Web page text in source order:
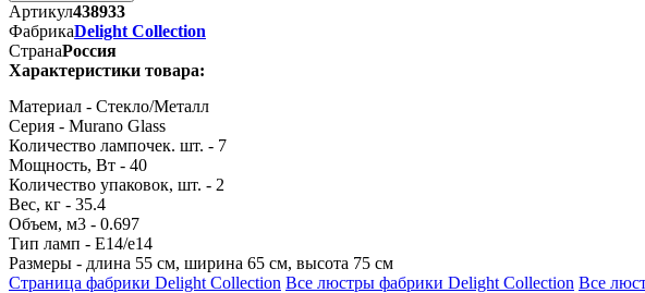
Артикул438933
ФабрикаDelight Collection
СтранаРоссия
Характеристики товара:
Материал - Стекло/Металл
Серия - Murano Glass
Количество лампочек. шт. - 7
Мощность, Вт - 40
Количество упаковок, шт. - 2
Вес, кг - 35.4
Объем, м3 - 0.697
Тип ламп - E14/е14
Размеры - длина 55 см, ширина 65 см, высота 75 см
Страница фабрики Delight Collection Все люстры фабрики Delight Collection Все